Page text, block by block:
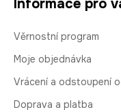
Informace pro
Věrnostní program
Moje objednávka
Vrácení a odstoupení
Doprava a platba